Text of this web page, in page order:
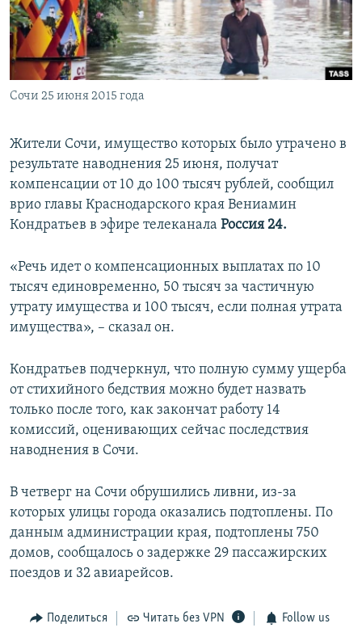
ПОБЕДИТЕЛЕЙ НЕ СУДЯТ?
КРЫМ.НЕПОКОРЕННЫЙ
ELIFBE
УКРАИНСКАЯ ПРОБЛЕМА КРЫМА
ПРИСОЕДИНЯЙТЕСЬ!
Сочи 25 июня 2015 года
Жители Сочи, имущество которых было утрачено в
результате наводнения 25 июня, получат
компенсации от 10 до 100 тысяч рублей, сообщил
врио главы Краснодарского края Вениамин
Кондратьев в эфире телеканала Россия 24.
«Речь идет о компенсационных выплатах по 10
тысяч единовременно, 50 тысяч за частичную
утрату имущества и 100 тысяч, если полная утрата
имущества», – сказал он.
Кондратьев подчеркнул, что полную сумму ущерба
от стихийного бедствия можно будет назвать
только после того, как закончат работу 14
комиссий, оценивающих сейчас последствия
наводнения в Сочи.
В четверг на Сочи обрушились ливни, из-за
которых улицы города оказались подтоплены. По
данным администрации края, подтоплены 750
домов, сообщалось о задержке 29 пассажирских
поездов и 32 авиарейсов.
Поделиться Читать без VPN Follow us